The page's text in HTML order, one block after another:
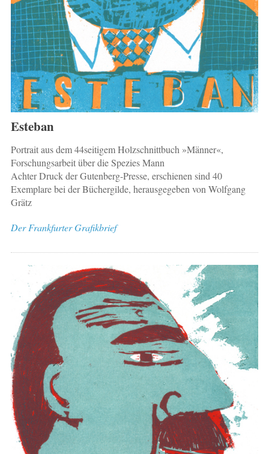
Esteban
Portrait aus dem 44seitigem Holzschnittbuch »Männer«,
Forschungsarbeit über die Spezies Mann
Achter Druck der Gutenberg-Presse, erschienen sind 40
Exemplare bei der Büchergilde, herausgegeben von Wolfgang
Grätz
Der Frankfurter Grafikbrief